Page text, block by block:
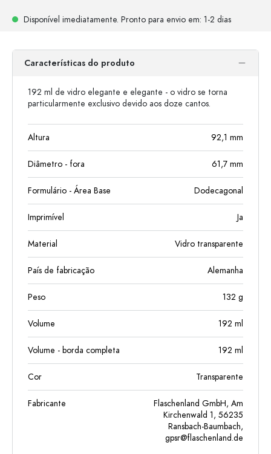
Disponível imediatamente. Pronto para envio em: 1-2 dias
Características do produto
192 ml de vidro elegante e elegante - o vidro se torna
particularmente exclusivo devido aos doze cantos.
Altura 92,1 mm
Diâmetro - fora 61,7 mm
Formulário - Área Base Dodecagonal
Imprimível Ja
Material Vidro transparente
País de fabricação Alemanha
Peso 132 g
Volume 192 ml
Volume - borda completa 192 ml
Cor Transparente
Fabricante
Flaschenland GmbH, Am
Kirchenwald 1, 56235
Ransbach-Baumbach,
gpsr@flaschenland.de